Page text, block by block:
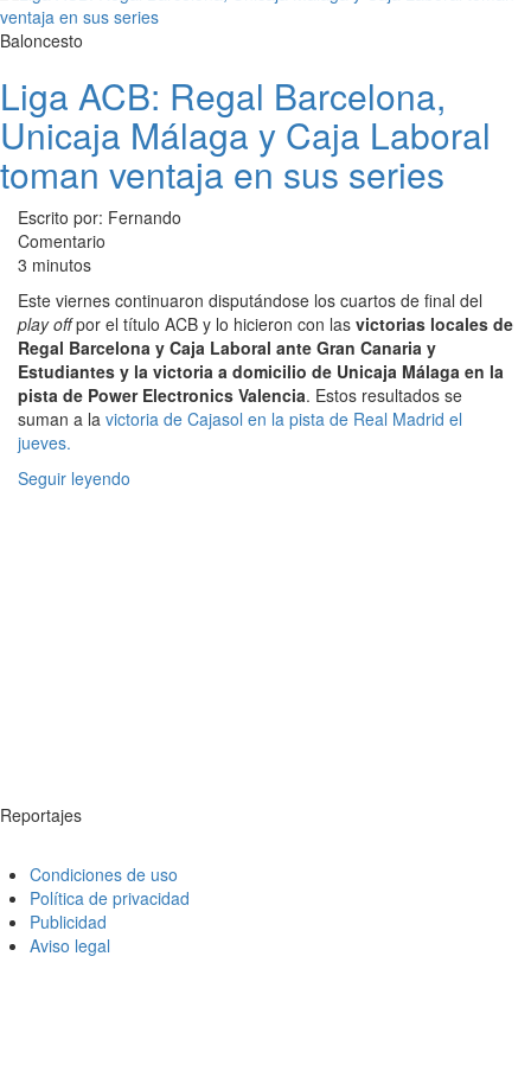
Baloncesto
Liga ACB: Regal Barcelona,
Unicaja Málaga y Caja Laboral
toman ventaja en sus series
Escrito por: Fernando
Comentario
3 minutos
Este viernes continuaron disputándose los cuartos de final del
play offpor el título ACB y lo hicieron con las victorias locales de
Regal Barcelona y Caja Laboral ante Gran Canaria y
Estudiantes y la victoria a domicilio de Unicaja Málaga en la
pista de Power Electronics Valencia. Estos resultados se
suman a la victoria de Cajasol en la pista de Real Madrid el
jueves.
Seguir leyendo
Reportajes
Condiciones de uso
Política de privacidad
Publicidad
Aviso legal